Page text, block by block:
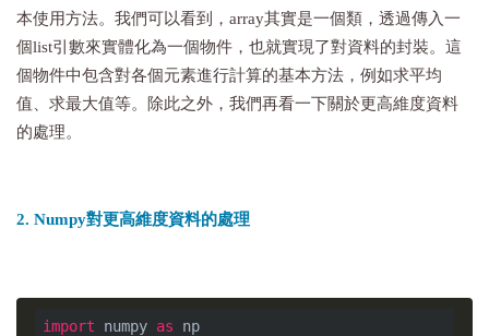
本使用方法。我們可以看到，array其實是一個類，透過傳入一
個list引數來實體化為一個物件，也就實現了對資料的封裝。這
個物件中包含對各個元素進行計算的基本方法，例如求平均
值、求最大值等。除此之外，我們再看一下關於更高維度資料
的處理。
2. Numpy對更高維度資料的處理
import numpy as np